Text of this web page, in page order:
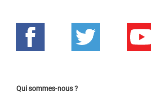
Qui sommes-nous ?